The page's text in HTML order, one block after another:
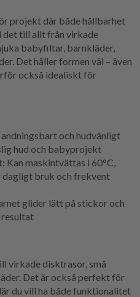
projekt där både hållbarhet
det till allt från virkade
babyfiltar, barnkläder,
Det håller formen väl – även
också idealiskt för
och hudvänligt
hud och babyprojekt
Kan maskintvättas i 60°C,
bruk och frekvent
glider lätt på stickor och
resultat
virkade disktrasor, små
Det är också perfekt för
du vill ha både funktionalitet